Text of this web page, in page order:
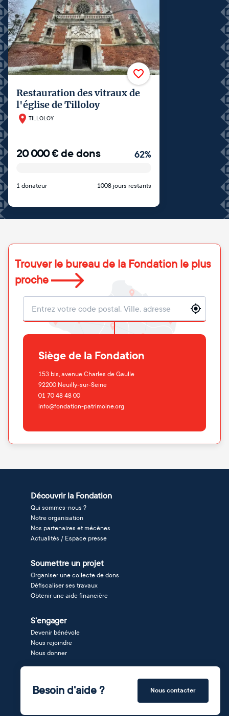
Restauration des vitraux de
l'église de Tilloloy
TILLOLOY
20 000€de dons 62%
1 donateur 1008 jours restants
Trouver le bureau de la Fondation le plus
proche
Localisation
Siège de la Fondation
153 bis, avenue Charles de Gaulle
92200 Neuilly-sur-Seine
01 70 48 48 00
info@fondation-patrimoine.org
Découvrir la Fondation
Qui sommes-nous ?
Notre organisation
Nos partenaires et mécènes
Actualités / Espace presse
Soumettre un projet
Organiser une collecte de dons
Défiscaliser ses travaux
Obtenir une aide financière
S'engager
Devenir bénévole
Nous rejoindre
Nous donner
Besoin d'aide ? Nous contacter